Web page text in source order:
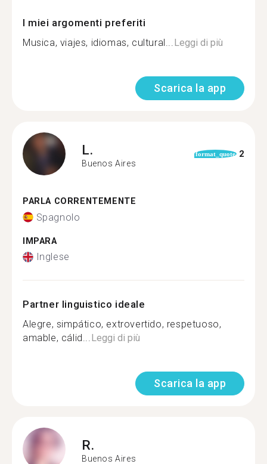
I miei argomenti preferiti
Musica, viajes, idiomas, cultural...Leggi di più
Scarica la app
L.
Buenos Aires
format_quote 2
PARLA CORRENTEMENTE
Spagnolo
IMPARA
Inglese
Partner linguistico ideale
Alegre, simpático, extrovertido, respetuoso,
amable, cálid...Leggi di più
Scarica la app
R.
Buenos Aires